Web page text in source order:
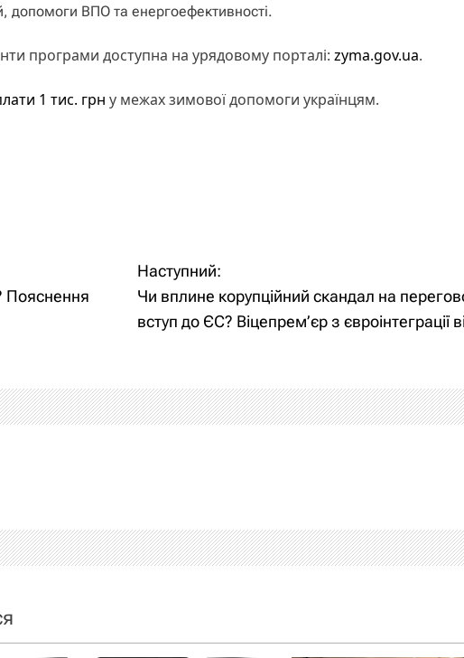
допомоги ВПО та енергоефективності.
програми доступна на урядовому порталі: zyma.gov.ua.
1 тис. грн у межах зимової допомоги українцям.
Пояснення
Наступний:
Чи вплине корупційний скандал на
вступ до ЄС? Віцепрем’єр з євроінтеграції